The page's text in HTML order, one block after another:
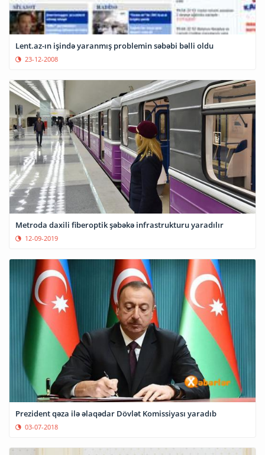
Lent.az-ın işində yaranmış problemin səbəbi bəlli oldu
23-12-2008
Metroda daxili fiberoptik şəbəkə infrastrukturu yaradılır
12-09-2019
Prezident qəza ilə əlaqədar Dövlət Komissiyası yaradıb
03-07-2018